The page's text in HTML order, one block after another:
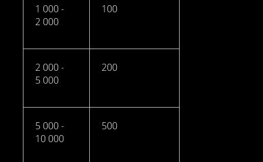
1 000 -
2 000
100
2 000 -
5 000
200
5 000 -
10 000
500